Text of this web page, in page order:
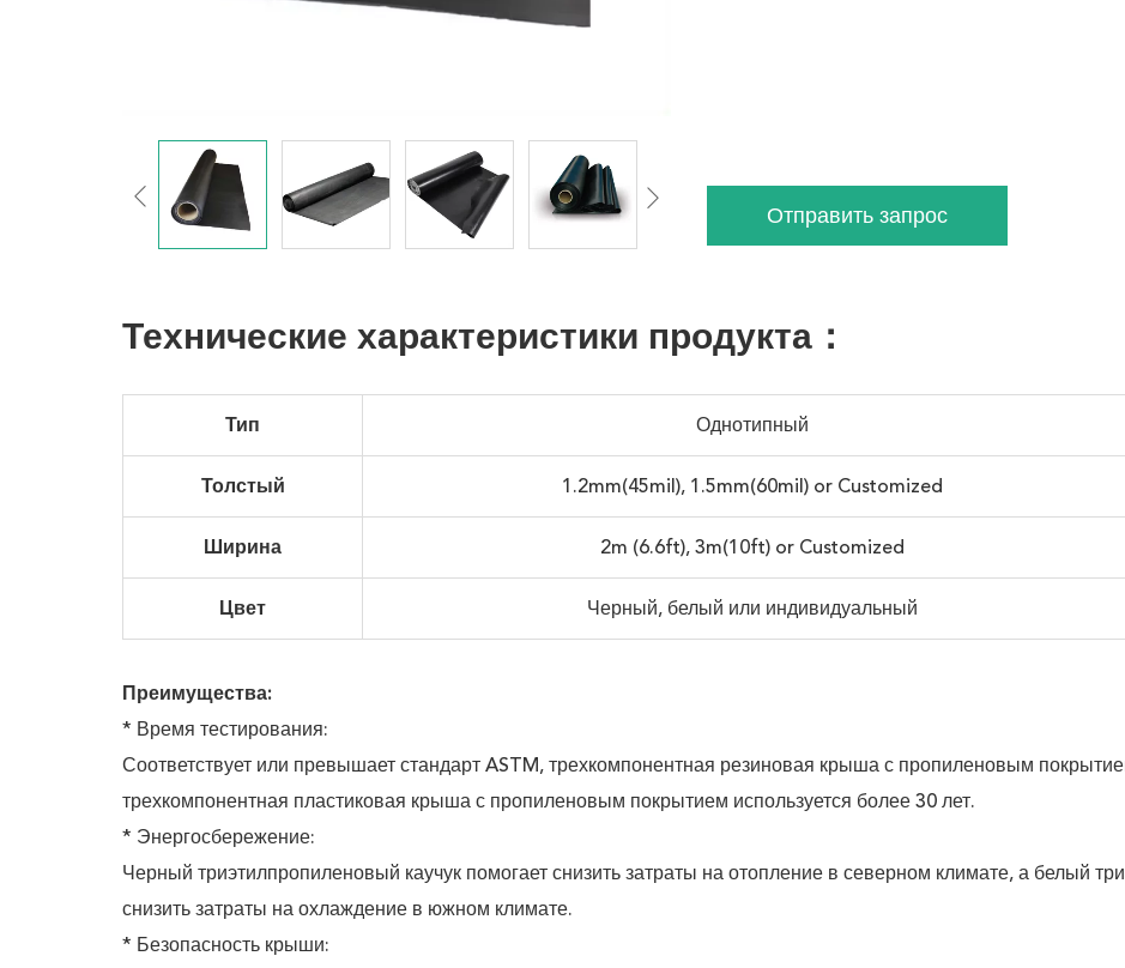
Отправить запрос
Технические характеристики продукта：
Тип Однотипный
Толстый 1.2mm(45mil), 1.5mm(60mil) or Customized
Ширина 2m (6.6ft), 3m(10ft) or Customized
Цвет Черный, белый или индивидуальный
Преимущества:
* Время тестирования:
Соответствует или превышает стандарт ASTM, трехкомпонентная резиновая крыша с пропиленовым
трехкомпонентная пластиковая крыша с пропиленовым покрытием используется более 30 лет.
* Энергосбережение:
Черный триэтилпропиленовый каучук помогает снизить затраты на отопление в северном климате, а белый
снизить затраты на охлаждение в южном климате.
* Безопасность крыши: